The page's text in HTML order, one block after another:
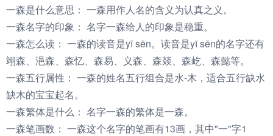
一森是什么意思： 一森用作人名的含义为认真之义。
一森名字的印象： 名字一森给人的印象是稳重。
一森怎么读： 一森的读音是yī sēn。读音是yī sēn的名字还有
翊森、浥森、森忆、森易、义森、森燚、森屹、森懿等。
一森五行属性： 一森的姓名五行组合是水-木，适合五行缺水
缺木的宝宝起名。
一森繁体是什么： 名字一森的繁体是一森。
一森笔画数： 一森这个名字的笔画有13画，其中"一"字1